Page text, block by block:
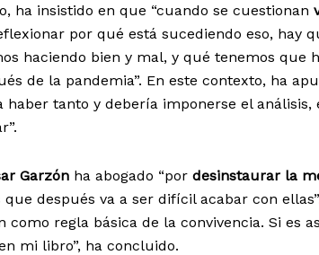
ha insistido en que “cuando se cuestionan
por qué está sucediendo eso, hay
haciendo bien y mal, y qué tenemos que
de la pandemia”. En este contexto, ha
haber tanto y debería imponerse el
Garzón ha abogado “por desinstaurar la
que después va a ser difícil acabar con
como regla básica de la convivencia. Si es
mi libro”, ha concluido.